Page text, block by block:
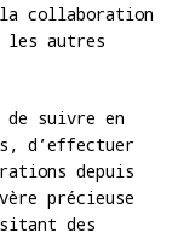
collaboration
autres
de suivre en
d’effectuer
depuis
précieuse
des